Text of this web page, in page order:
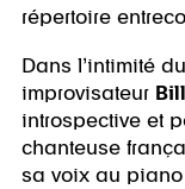
répertoire
Dans l’intimité
improvisateur
introspective et
chanteuse
sa voix au piano